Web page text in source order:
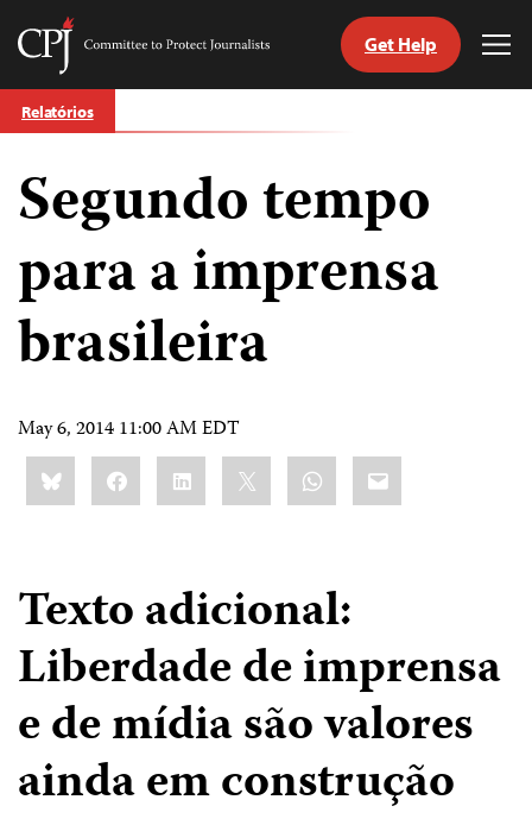
Skip
to
Committee
Journalists
Get Help
Relatórios
Segundo tempo
para a imprensa
brasileira
May 6, 2014 11:00 AM EDT
Share
this:BlueskyFacebookLinkedIn WhatsApp
Email
Texto adicional:
Liberdade de imprensa
e de mídia são valores
ainda em construção